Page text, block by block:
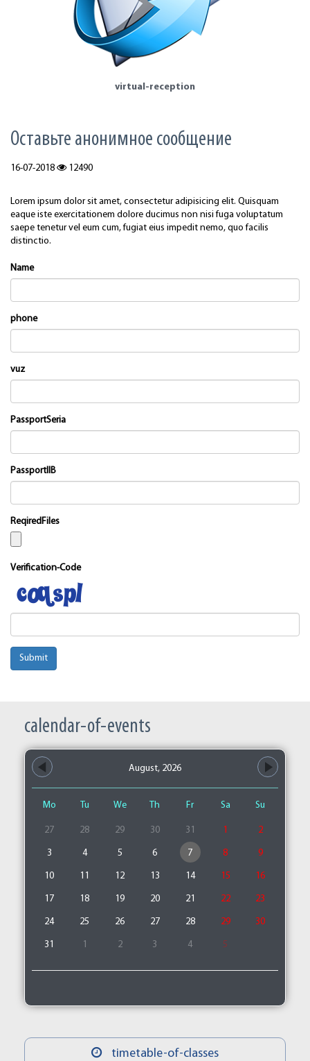
virtual-reception
Оставьте анонимное сообщение
16-07-2018 12490
Lorem ipsum dolor sit amet, consectetur adipisicing elit. Quisquam
eaque iste exercitationem dolore ducimus non nisi fuga voluptatum
saepe tenetur vel eum cum, fugiat eius impedit nemo, quo facilis
distinctio.
Name
phone
vuz
PassportSeria
PassportIIB
ReqiredFiles
Verification-Code
Submit
calendar-of-events
August, 2026
Mo Tu We Th Fr Sa Su
27 28 29 30 31 1 2
3 4 5 6 7 8 9
10 11 12 13 14 15 16
17 18 19 20 21 22 23
24 25 26 27 28 29 30
31 1 2 3 4 5
timetable-of-classes